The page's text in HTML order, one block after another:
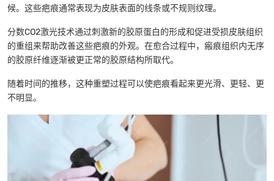
候。这些疤痕通常表现为皮肤表面的线条或不规则纹理。
分数CO2激光技术通过刺激新的胶原蛋白的形成和促进受损皮肤组织
的重组来帮助改善这些疤痕的外观。在愈合过程中，瘢痕组织内无序
的胶原纤维逐渐被更正常的胶原结构所取代。
随着时间的推移，这种重塑过程可以使疤痕看起来更光滑、更轻、更
不明显。